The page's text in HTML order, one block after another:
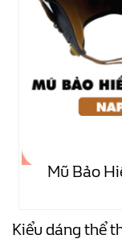
Mũ Bảo
Kiểu dáng thể